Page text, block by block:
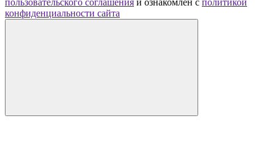
конфиденциальности сайта